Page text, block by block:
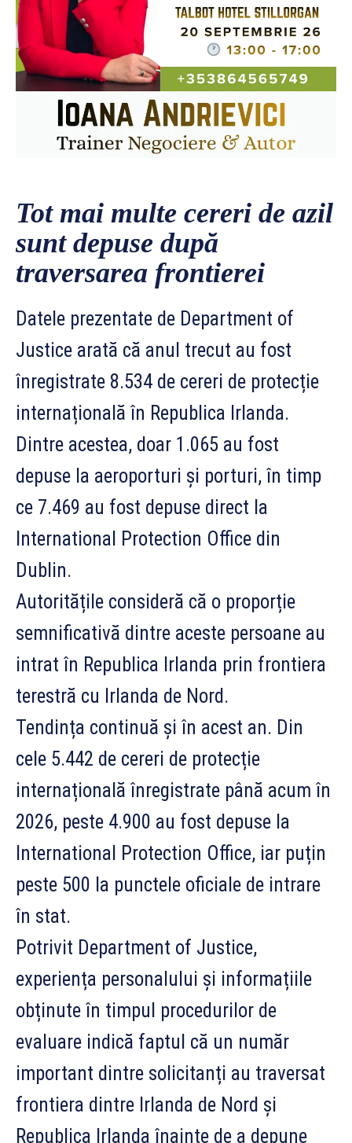
Tot mai multe cereri de azil
sunt depuse după
traversarea frontierei
Datele prezentate de Department of
Justice arată că anul trecut au fost
înregistrate 8.534 de cereri de protecție
internațională în Republica Irlanda.
Dintre acestea, doar 1.065 au fost
depuse la aeroporturi și porturi, în timp
ce 7.469 au fost depuse direct la
International Protection Office din
Dublin.
Autoritățile consideră că o proporție
semnificativă dintre aceste persoane au
intrat în Republica Irlanda prin frontiera
terestră cu Irlanda de Nord.
Tendința continuă și în acest an. Din
cele 5.442 de cereri de protecție
internațională înregistrate până acum în
2026, peste 4.900 au fost depuse la
International Protection Office, iar puțin
peste 500 la punctele oficiale de intrare
în stat.
Potrivit Department of Justice,
experiența personalului și informațiile
obținute în timpul procedurilor de
evaluare indică faptul că un număr
important dintre solicitanți au traversat
frontiera dintre Irlanda de Nord și
Republica Irlanda înainte de a depune